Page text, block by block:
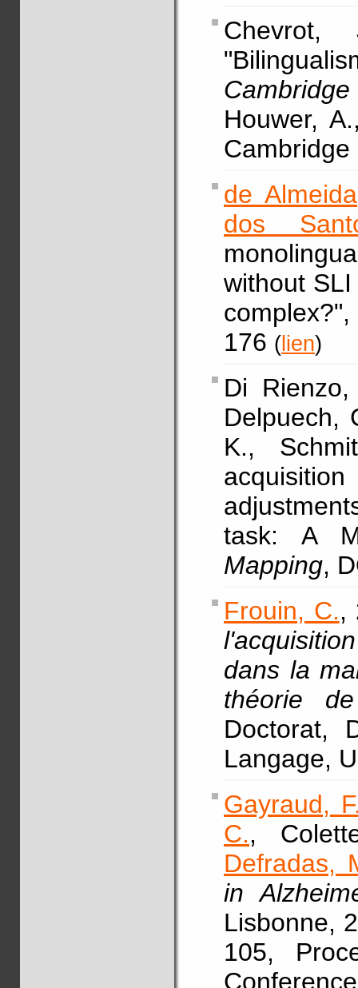
Houwer,
de
dos
without
complex?",
176 ( lien)
Di
Delpuech,
K.,
task: A
Mapping,
Frouin, C.,
dans la
théorie
Doctorat,
Langage,
Gayraud,
C.,
Defradas,
in
Lisbonne,
105,